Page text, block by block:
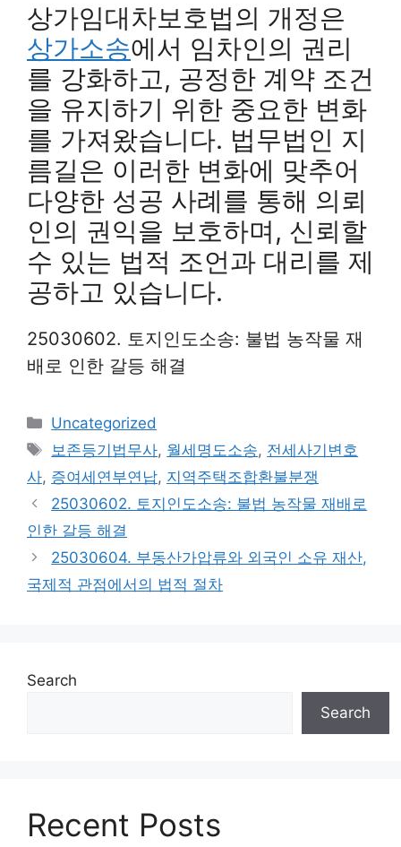
상가임대차보호법의 개정은
상가소송에서 임차인의 권리
를 강화하고, 공정한 계약 조건
을 유지하기 위한 중요한 변화
를 가져왔습니다. 법무법인 지
름길은 이러한 변화에 맞추어
다양한 성공 사례를 통해 의뢰
인의 권익을 보호하며, 신뢰할
수 있는 법적 조언과 대리를 제
공하고 있습니다.
25030602. 토지인도소송: 불법 농작물 재
배로 인한 갈등 해결
Categories
Uncategorized
Tags
보존등기법무사, 월세명도소송, 전세사기변호
사, 증여세연부연납, 지역주택조합환불분쟁
25030602. 토지인도소송: 불법 농작물 재배로
인한 갈등 해결
25030604. 부동산가압류와 외국인 소유 재산,
국제적 관점에서의 법적 절차
Search
Search
Recent Posts